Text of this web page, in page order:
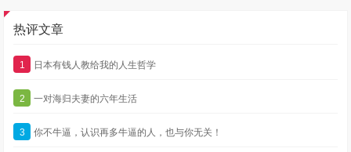
热评文章
1 日本有钱人教给我的人生哲学
2 一对海归夫妻的六年生活
3 你不牛逼，认识再多牛逼的人，也与你无关！